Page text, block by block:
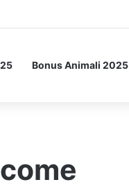
Bonus Animali 2025